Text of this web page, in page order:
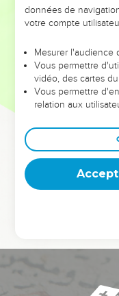
leur foi ou leur vision.
et les saisons difficiles
sont
Dans cette
clés pour avancer
deviennent vos
équipe, un groupe
données de
votre compte
Mesurer l'audience
Vous permettre
vidéo, des cartes
Vous permettre
relation aux